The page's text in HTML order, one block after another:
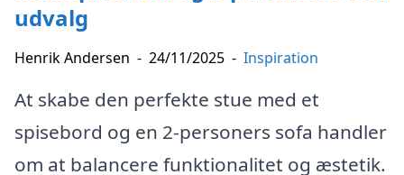
udvalg
Henrik Andersen - 24/11/2025 - Inspiration
At skabe den perfekte stue med et
spisebord og en 2-personers sofa handler
om at balancere funktionalitet og æstetik.